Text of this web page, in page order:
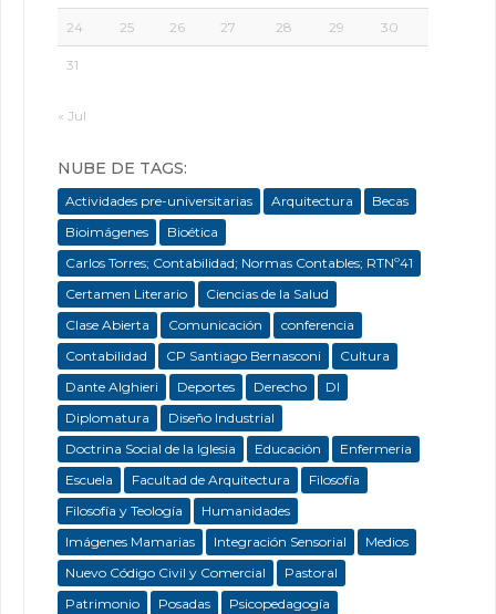
24 25 26 27 28 29 30
31
« Jul
NUBE DE TAGS:
Actividades pre-universitarias Arquitectura
Becas
Bioimágenes
Bioética
Carlos Torres; Contabilidad; Normas Contables; RTNº41
Certamen Literario
Ciencias de la Salud
Clase Abierta
Comunicación
conferencia
Contabilidad
CP Santiago Bernasconi
Cultura
Dante Alghieri
Deportes Derecho
DI
Diplomatura
Diseño Industrial
Doctrina Social de la Iglesia
Educación
Enfermeria
Escuela
Facultad de Arquitectura
Filosofía
Filosofía y Teología
Humanidades
Imágenes Mamarias
Integración Sensorial
Medios
Nuevo Código Civil y Comercial
Pastoral
Patrimonio
Posadas
Psicopedagogía